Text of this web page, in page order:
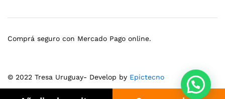
© 2022 Tresa Uruguay- Develop by Epictecno
Comprá seguro con Mercado Pago online.